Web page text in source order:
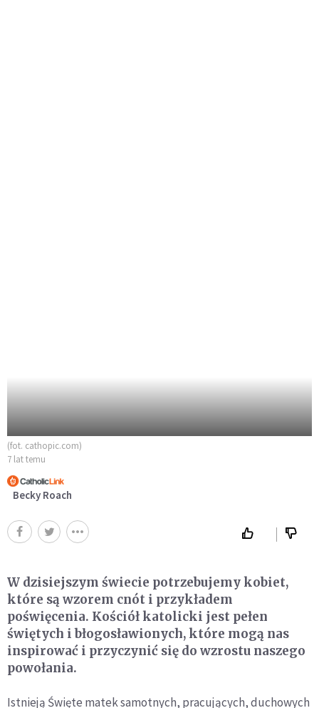
(fot. cathopic.com)
7 lat temu
Becky Roach
W dzisiejszym świecie potrzebujemy kobiet,
które są wzorem cnót i przykładem
poświęcenia. Kościół katolicki jest pełen
świętych i błogosławionych, które mogą nas
inspirować i przyczynić się do wzrostu naszego
powołania.
Istnieją Święte matek samotnych, pracujących, duchowych